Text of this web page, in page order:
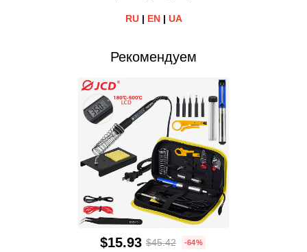
RU| EN| UA
Рекомендуем
$15.93 $45.42 -64%